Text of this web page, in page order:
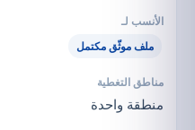
ملف موثّق مكتمل
منطقة واحدة